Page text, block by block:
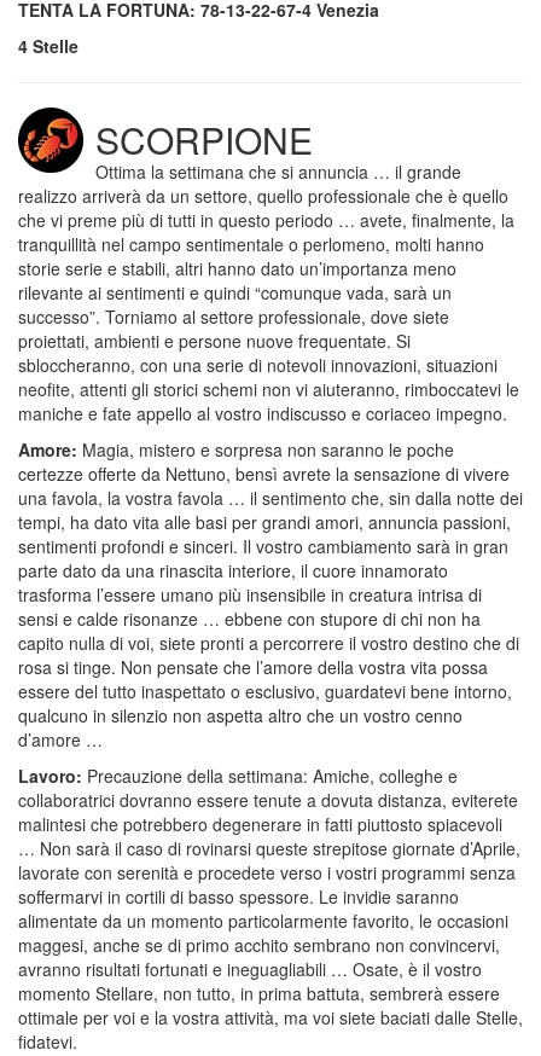
TENTA LA FORTUNA: 78-13-22-67-4 Venezia
4 Stelle
SCORPIONE
Ottima la settimana che si annuncia … il grande
realizzo arriverà da un settore, quello professionale che è quello
che vi preme più di tutti in questo periodo … avete, finalmente, la
tranquillità nel campo sentimentale o perlomeno, molti hanno
storie serie e stabili, altri hanno dato un’importanza meno
rilevante ai sentimenti e quindi “comunque vada, sarà un
successo”. Torniamo al settore professionale, dove siete
proiettati, ambienti e persone nuove frequentate. Si
sbloccheranno, con una serie di notevoli innovazioni, situazioni
neofite, attenti gli storici schemi non vi aiuteranno, rimboccatevi le
maniche e fate appello al vostro indiscusso e coriaceo impegno.
Amore: Magia, mistero e sorpresa non saranno le poche
certezze offerte da Nettuno, bensì avrete la sensazione di vivere
una favola, la vostra favola … il sentimento che, sin dalla notte dei
tempi, ha dato vita alle basi per grandi amori, annuncia passioni,
sentimenti profondi e sinceri. Il vostro cambiamento sarà in gran
parte dato da una rinascita interiore, il cuore innamorato
trasforma l’essere umano più insensibile in creatura intrisa di
sensi e calde risonanze … ebbene con stupore di chi non ha
capito nulla di voi, siete pronti a percorrere il vostro destino che di
rosa si tinge. Non pensate che l’amore della vostra vita possa
essere del tutto inaspettato o esclusivo, guardatevi bene intorno,
qualcuno in silenzio non aspetta altro che un vostro cenno
d’amore …
Lavoro: Precauzione della settimana: Amiche, colleghe e
collaboratrici dovranno essere tenute a dovuta distanza, eviterete
malintesi che potrebbero degenerare in fatti piuttosto spiacevoli
… Non sarà il caso di rovinarsi queste strepitose giornate d’Aprile,
lavorate con serenità e procedete verso i vostri programmi senza
soffermarvi in cortili di basso spessore. Le invidie saranno
alimentate da un momento particolarmente favorito, le occasioni
maggesi, anche se di primo acchito sembrano non convincervi,
avranno risultati fortunati e ineguagliabili … Osate, è il vostro
momento Stellare, non tutto, in prima battuta, sembrerà essere
ottimale per voi e la vostra attività, ma voi siete baciati dalle Stelle,
fidatevi.